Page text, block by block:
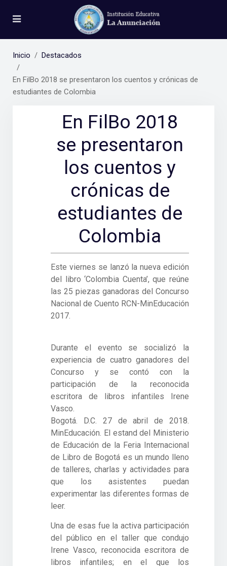
Inicio Destacados
En FilBo 2018 se presentaron los cuentos y crónicas de
estudiantes de Colombia
En FilBo 2018
se presentaron
los cuentos y
crónicas de
estudiantes de
Colombia
Este viernes se lanzó la nueva edición
del libro ‘Colombia Cuenta’, que reúne
las 25 piezas ganadoras del Concurso
Nacional de Cuento RCN-MinEducación
2017.
Durante el evento se socializó la
experiencia de cuatro ganadores del
Concurso y se contó con la
participación de la reconocida
escritora de libros infantiles Irene
Vasco.
Bogotá. D.C. 27 de abril de 2018.
MinEducación. El estand del Ministerio
de Educación de la Feria Internacional
de Libro de Bogotá es un mundo lleno
de talleres, charlas y actividades para
que los asistentes puedan
experimentar las diferentes formas de
leer.
Una de esas fue la activa participación
del público en el taller que condujo
Irene Vasco, reconocida escritora de
libros infantiles; en el que los